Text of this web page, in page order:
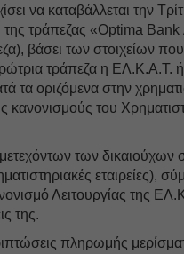
να καταβάλλεται την
τράπεζας «Optima
βάσει των στοιχείων
τράπεζα η ΕΛ.Κ.Α.Τ. ή/
τα οριζόμενα στην
κανονισμούς του
των δικαιούχων
εταιρείες),
Λειτουργίας της
της.
πληρωμής